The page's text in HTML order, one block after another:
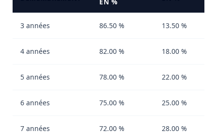
3 années 86.50 % 13.50 %
4 années 82.00 % 18.00 %
5 années 78.00 % 22.00 %
6 années 75.00 % 25.00 %
7 années 72.00 % 28.00 %